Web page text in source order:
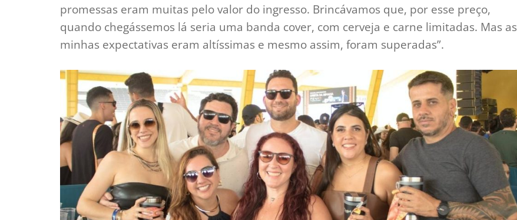
promessas eram muitas pelo valor do ingresso. Brincávamos que, por esse preço,
quando chegássemos lá seria uma banda cover, com cerveja e carne limitadas. Mas as
minhas expectativas eram altíssimas e mesmo assim, foram superadas”.